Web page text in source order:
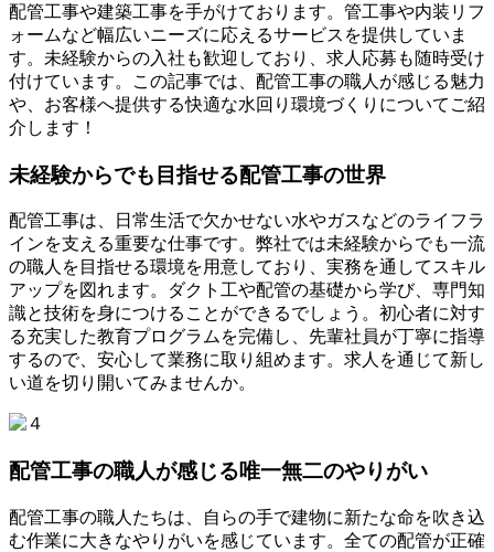
配管工事や建築工事を手がけております。管工事や内装リフ
ォームなど幅広いニーズに応えるサービスを提供していま
す。未経験からの入社も歓迎しており、求人応募も随時受け
付けています。この記事では、配管工事の職人が感じる魅力
や、お客様へ提供する快適な水回り環境づくりについてご紹
介します！
未経験からでも目指せる配管工事の世界
配管工事は、日常生活で欠かせない水やガスなどのライフラ
インを支える重要な仕事です。弊社では未経験からでも一流
の職人を目指せる環境を用意しており、実務を通してスキル
アップを図れます。ダクト工や配管の基礎から学び、専門知
識と技術を身につけることができるでしょう。初心者に対す
る充実した教育プログラムを完備し、先輩社員が丁寧に指導
するので、安心して業務に取り組めます。求人を通じて新し
い道を切り開いてみませんか。
配管工事の職人が感じる唯一無二のやりがい
配管工事の職人たちは、自らの手で建物に新たな命を吹き込
む作業に大きなやりがいを感じています。全ての配管が正確